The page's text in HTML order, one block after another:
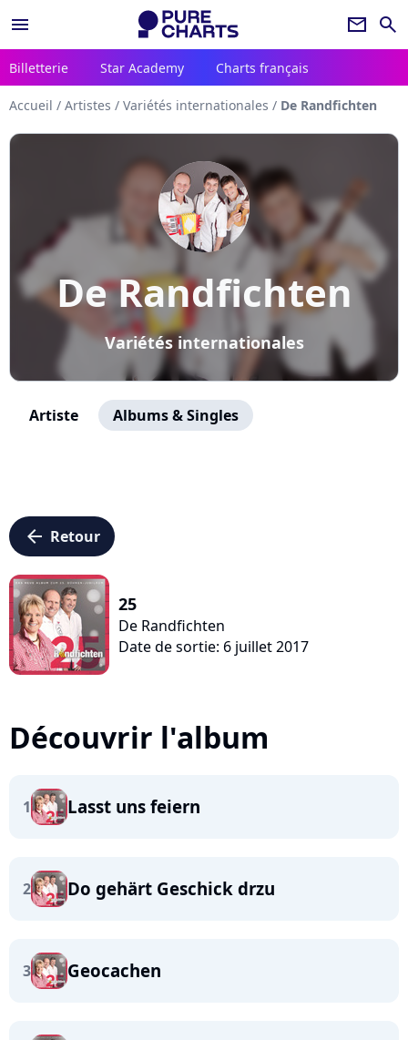
menu newsletter search
Billetterie Star Academy Charts français
Accueil / Artistes / Variétés internationales / De Randfichten
De Randfichten
Variétés internationales
Artiste Albums & Singles
arrow_left Retour
25
De Randfichten
Date de sortie: 6 juillet 2017
Découvrir l'album
1 Lasst uns feiern
2 Do gehärt Geschick drzu
3 Geocachen